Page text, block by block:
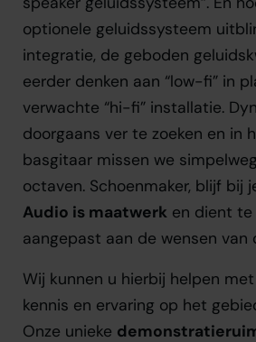
optionele geluidssysteem
integratie, de geboden
eerder denken aan “low-fi” in
verwachte “hi-fi” installatie.
doorgaans ver te zoeken en in
basgitaar missen we
octaven. Schoenmaker, blijf bij
Audio is maatwerk en dient te
aangepast aan de wensen van
Wij kunnen u hierbij helpen
kennis en ervaring op het
Onze unieke